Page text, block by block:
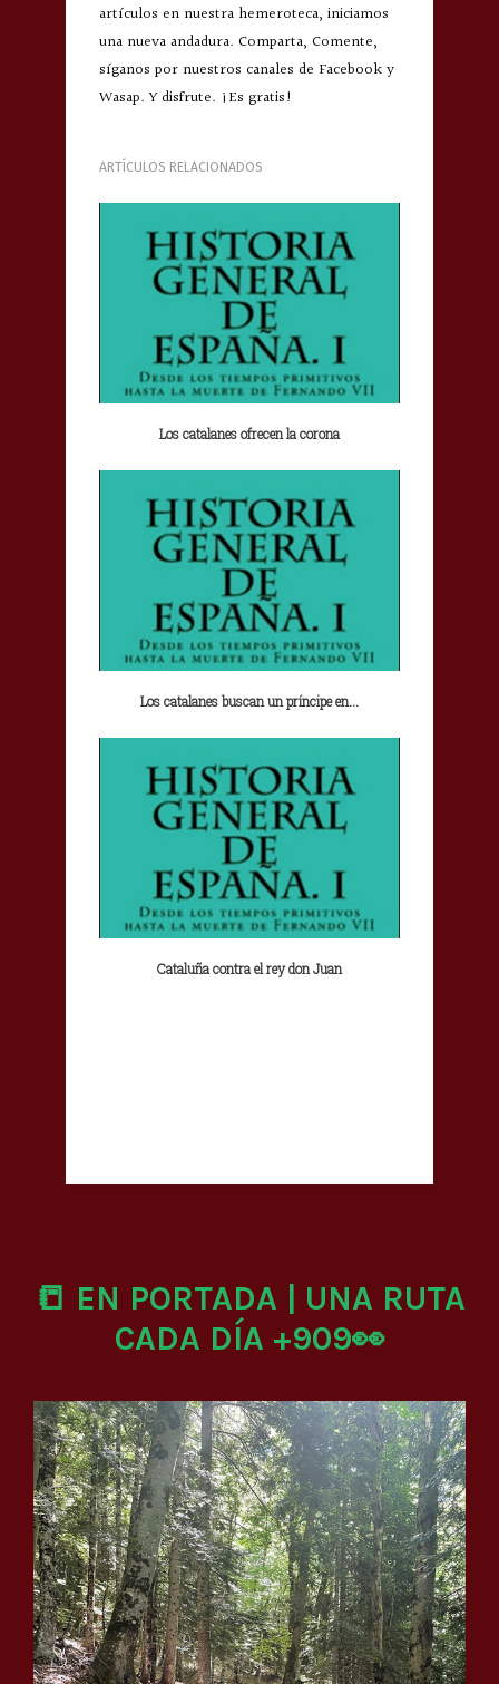
artículos en nuestra hemeroteca, iniciamos
una nueva andadura. Comparta, Comente,
síganos por nuestros canales de Facebook y
Wasap. Y disfrute. ¡Es gratis!
ARTÍCULOS RELACIONADOS
Los catalanes ofrecen la corona
Los catalanes buscan un príncipe en...
Cataluña contra el rey don Juan
📒 EN PORTADA | UNA RUTA
CADA DÍA +909👀